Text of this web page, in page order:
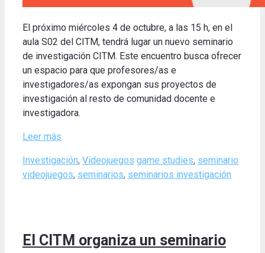
El próximo miércoles 4 de octubre, a las 15 h, en el
aula S02 del CITM, tendrá lugar un nuevo seminario
de investigación CITM. Este encuentro busca ofrecer
un espacio para que profesores/as e
investigadores/as expongan sus proyectos de
investigación al resto de comunidad docente e
investigadora.
Leer más
Categories
Investigación, Videojuegos Tags
game studies, seminario
videojuegos, seminarios, seminarios investigación
El CITM organiza un seminario